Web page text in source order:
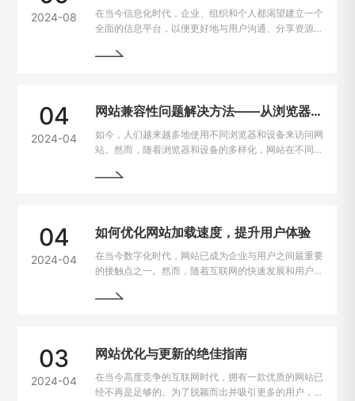
2024-08
在当今信息化时代，企业、组织和个人都渴望建立一个
全面的信息平台，以便更好地与用户沟通、分享资源和
为构建门户网站的首选技术之一。
04
2024-04
网站兼容性问题解决方法——从浏览器到设备的完美适配
如今，人们越来越多地使用不同浏览器和设备来访问网
站。然而，随着浏览器和设备的多样化，网站在不同平
在电脑、手机、平板上都能有良好的使用体验，我们需
04
2024-04
如何优化网站加载速度，提升用户体验
在当今数字化时代，网站已成为企业与用户之间最重要
的接触点之一。然而，随着互联网的快速发展和用户需
重要因素。一般来说，如果一个网站的加载速度过慢，
验，成为了每个网站主的重要课题。
03
2024-04
网站优化与更新的绝佳指南
在当今高度竞争的互联网时代，拥有一款优质的网站已
经不再是足够的。为了脱颖而出并吸引更多的用户，持